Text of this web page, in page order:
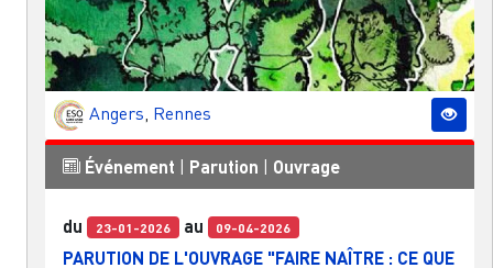
Angers Rennes
Événement | Parution | Ouvrage
du 23-01-2026 au 09-04-2026
PARUTION DE L'OUVRAGE "FAIRE NAÎTRE : CE QUE